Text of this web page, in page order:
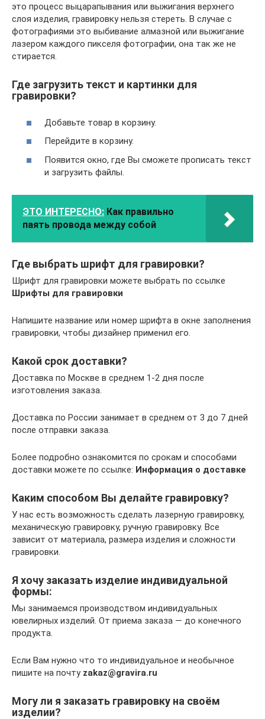
это процесс выцарапывания или выжигания верхнего
слоя изделия, гравировку нельзя стереть. В случае с
фотографиями это выбивание алмазной или выжигание
лазером каждого пикселя фотографии, она так же не
стирается.
Где загрузить текст и картинки для
гравировки?
Добавьте товар в корзину.
Перейдите в корзину.
Появится окно, где Вы сможете прописать текст
и загрузить файлы.
ЭТО ИНТЕРЕСНО: Как правильно
паять провода между собой
Где выбрать шрифт для гравировки?
Шрифт для гравировки можете выбрать по ссылке
Шрифты для гравировки
Напишите название или номер шрифта в окне заполнения
гравировки, чтобы дизайнер применил его.
Какой срок доставки?
Доставка по Москве в среднем 1-2 дня после
изготовления заказа.
Доставка по России занимает в среднем от 3 до 7 дней
после отправки заказа.
Более подробно ознакомится по срокам и способами
доставки можете по ссылке: Информация о доставке
Каким способом Вы делайте гравировку?
У нас есть возможность сделать лазерную гравировку,
механическую гравировку, ручную гравировку. Все
зависит от материала, размера изделия и сложности
гравировки.
Я хочу заказать изделие индивидуальной
формы:
Мы занимаемся производством индивидуальных
ювелирных изделий. От приема заказа — до конечного
продукта.
Если Вам нужно что то индивидуальное и необычное
пишите на почту zakaz@gravira.ru
Могу ли я заказать гравировку на своём
изделии?